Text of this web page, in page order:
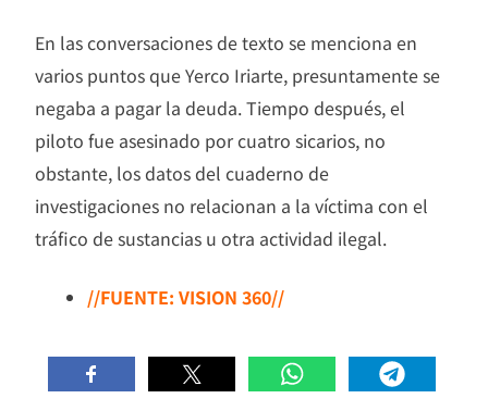
En las conversaciones de texto se menciona en
varios puntos que Yerco Iriarte, presuntamente se
negaba a pagar la deuda. Tiempo después, el
piloto fue asesinado por cuatro sicarios, no
obstante, los datos del cuaderno de
investigaciones no relacionan a la víctima con el
tráfico de sustancias u otra actividad ilegal.
//FUENTE: VISION 360//